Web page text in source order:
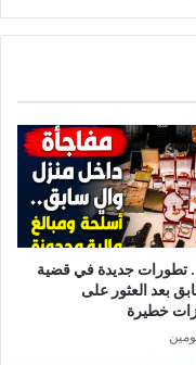
تطورات جديدة في قضية
بعد العثور على
خطيرة